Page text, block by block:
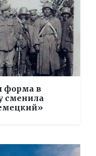
форма в
сменила